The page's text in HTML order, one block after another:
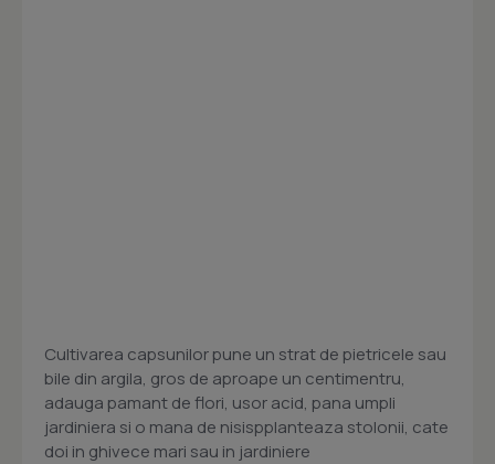
Cultivarea capsunilor pune un strat de pietricele sau
bile din argila, gros de aproape un centimentru,
adauga pamant de flori, usor acid, pana umpli
jardiniera si o mana de nisispplanteaza stolonii, cate
doi in ghivece mari sau in jardiniere